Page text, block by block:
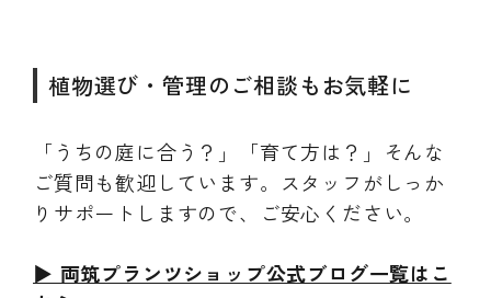
植物選び・管理のご相談もお気軽に
「うちの庭に合う？」「育て方は？」そんな
ご質問も歓迎しています。スタッフがしっか
りサポートしますので、ご安心ください。
▶ 両筑プランツショップ公式ブログ一覧はこ